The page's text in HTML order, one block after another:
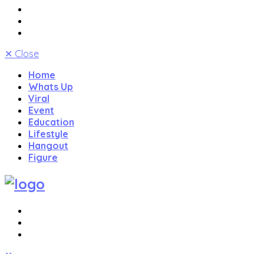
✕ Close
Home
Whats Up
Viral
Event
Education
Lifestyle
Hangout
Figure